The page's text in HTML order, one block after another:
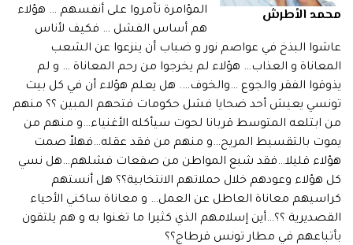
محمد الأطرش
المؤامرة تآمروا على أنفسهم … هؤلاء
هم أساس الفشل … فكيف لأناس
عاشوا البذخ في عواصم نور و ضباب أن ينزعوا عن الشعب
المعاناة و العذاب… هؤلاء لم يخرجوا من رحم المعاناة … و لم
يذوقوا الفقر والجوع …والخوف…. هل يعلم هؤلاء أن في كل بيت
تونسي يعيش أحد ضحايا فشل حكومات فتحهم المبين ؟؟ منهم
من ابتلعه المتوسط قربانا لحوت سيأكله الأغنياء…و منهم من
يموت بالتقسيط المريح…و منهم من فقد عقله…فهلاّ صمت
هؤلاء قليلا…فقد شبع المواطن من صفعات فشلهم…هل نسي
كل هؤلاء وعودهم خلال حملاتهم الانتخابية؟؟ هل أنستهم
كراسيهم معاناة العاطل عن العمل… و معاناة ساكني الأحياء
القصديرية ؟؟…أين إسلامهم الذي كثيرا ما تغنوا به و هم يلتقون
بأتباعهم في مطار تونس قرطاج؟؟